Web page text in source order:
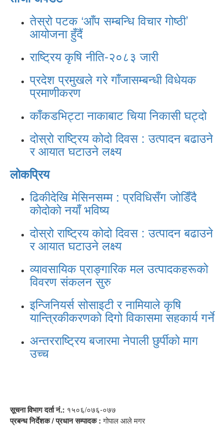
तेस्रो पटक ‘आँप सम्बन्धि विचार गोष्ठी’
आयोजना हुँदैं
राष्ट्रिय कृषि नीति-२०८३ जारी
प्रदेश प्रमुखले गरे गाँजासम्बन्धी विधेयक
प्रमाणीकरण
काँकडभिट्टा नाकाबाट चिया निकासी घट्दो
दोस्रो राष्ट्रिय कोदो दिवस : उत्पादन बढाउने
र आयात घटाउने लक्ष्य
लोकप्रिय
ढिकीदेखि मेसिनसम्म : प्रविधिसँग जोडिँदै
कोदोको नयाँ भविष्य
दोस्रो राष्ट्रिय कोदो दिवस : उत्पादन बढाउने
र आयात घटाउने लक्ष्य
व्यावसायिक प्राङ्गारिक मल उत्पादकहरूको
विवरण संकलन सुरु
इन्जिनियर्स सोसाइटी र नामियाले कृषि
यान्त्रिकीकरणको दिगो विकासमा सहकार्य गर्ने
अन्तरराष्ट्रिय बजारमा नेपाली छुर्पीको माग
उच्च
सूचना विभाग दर्ता नं.: १५०६/०७६-०७७
प्रबन्ध निर्देशक / प्रधान सम्पादक :गोपाल आले मगर